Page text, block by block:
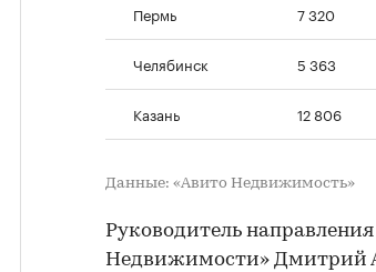
Пермь 7 320
Челябинск 5 363
Казань 12 806
Данные: «Авито Недвижимость»
Руководитель
Недвижимости» Дмитрий